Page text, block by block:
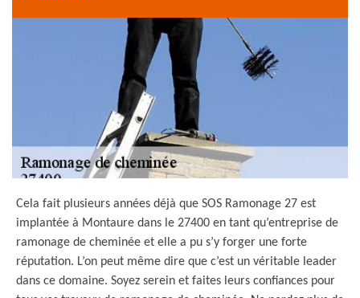
Cela fait plusieurs années déjà que SOS Ramonage 27 est
implantée à Montaure dans le 27400 en tant qu’entreprise de
ramonage de cheminée et elle a pu s’y forger une forte
réputation. L’on peut même dire que c’est un véritable leader
dans ce domaine. Soyez serein et faites leurs confiances pour